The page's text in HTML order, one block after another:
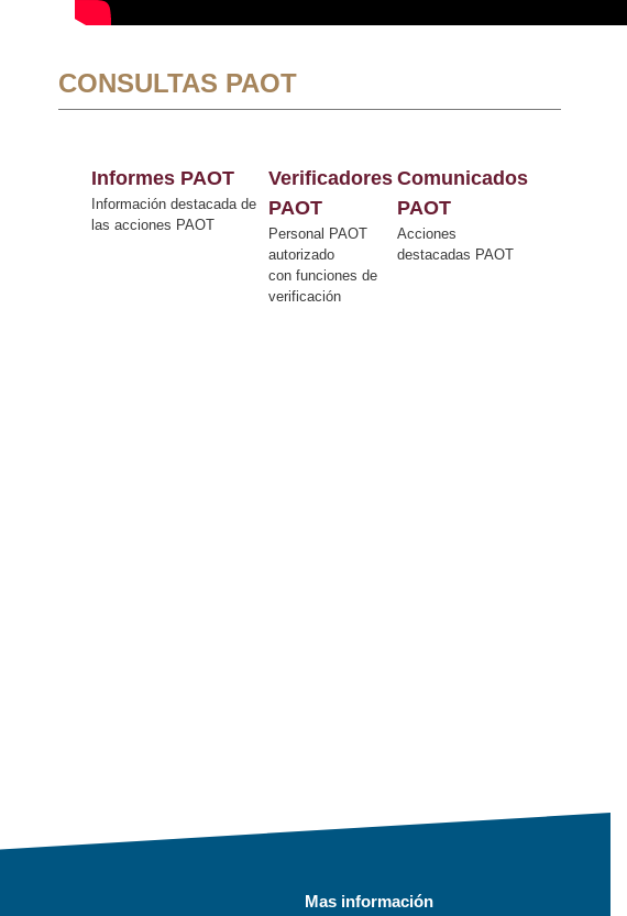
CONSULTAS PAOT
Informes PAOT
Información destacada de
las acciones PAOT
Verificadores
PAOT
Personal PAOT
autorizado
con funciones de
verificación
Comunicados
PAOT
Acciones
destacadas PAOT
Mas información